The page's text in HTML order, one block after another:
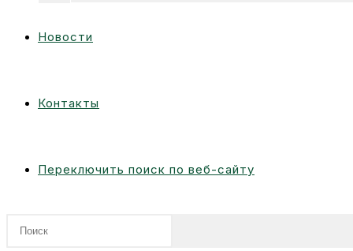
Новости
Контакты
Переключить поиск по веб-сайту